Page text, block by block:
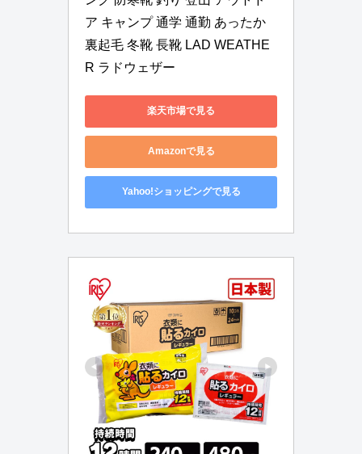
ア キャンプ 通学 通勤 あったか
裏起毛 冬靴 長靴 LAD WEATHE
R ラドウェザー
楽天市場で見る
Amazonで見る
Yahoo!ショッピングで見る